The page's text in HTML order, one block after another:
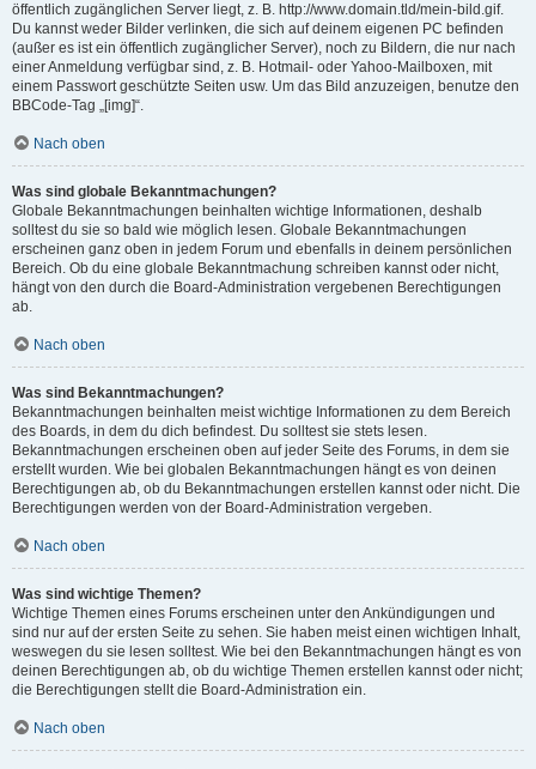
öffentlich zugänglichen Server liegt, z. B. http://www.domain.tld/mein-bild.gif.
Du kannst weder Bilder verlinken, die sich auf deinem eigenen PC befinden
(außer es ist ein öffentlich zugänglicher Server), noch zu Bildern, die nur nach
einer Anmeldung verfügbar sind, z. B. Hotmail- oder Yahoo-Mailboxen, mit
einem Passwort geschützte Seiten usw. Um das Bild anzuzeigen, benutze den
BBCode-Tag „[img]“.
Nach oben
Was sind globale Bekanntmachungen?
Globale Bekanntmachungen beinhalten wichtige Informationen, deshalb
solltest du sie so bald wie möglich lesen. Globale Bekanntmachungen
erscheinen ganz oben in jedem Forum und ebenfalls in deinem persönlichen
Bereich. Ob du eine globale Bekanntmachung schreiben kannst oder nicht,
hängt von den durch die Board-Administration vergebenen Berechtigungen
ab.
Nach oben
Was sind Bekanntmachungen?
Bekanntmachungen beinhalten meist wichtige Informationen zu dem Bereich
des Boards, in dem du dich befindest. Du solltest sie stets lesen.
Bekanntmachungen erscheinen oben auf jeder Seite des Forums, in dem sie
erstellt wurden. Wie bei globalen Bekanntmachungen hängt es von deinen
Berechtigungen ab, ob du Bekanntmachungen erstellen kannst oder nicht. Die
Berechtigungen werden von der Board-Administration vergeben.
Nach oben
Was sind wichtige Themen?
Wichtige Themen eines Forums erscheinen unter den Ankündigungen und
sind nur auf der ersten Seite zu sehen. Sie haben meist einen wichtigen Inhalt,
weswegen du sie lesen solltest. Wie bei den Bekanntmachungen hängt es von
deinen Berechtigungen ab, ob du wichtige Themen erstellen kannst oder nicht;
die Berechtigungen stellt die Board-Administration ein.
Nach oben